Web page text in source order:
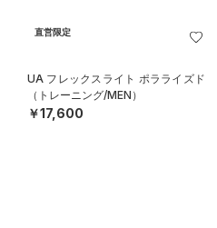
直営限定
UA フレックスライト ポラライズド
（トレーニング/MEN）
￥17,600